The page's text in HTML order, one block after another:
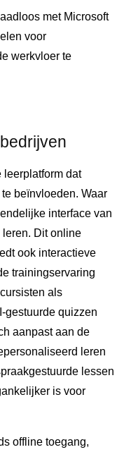
met Microsoft
voor
werkvloer te
leerplatform dat
beïnvloeden. Waar
interface van
Dit online
ook interactieve
trainingservaring
als
gestuurde quizzen
aanpast aan de
leren
lessen
is voor
offline toegang,